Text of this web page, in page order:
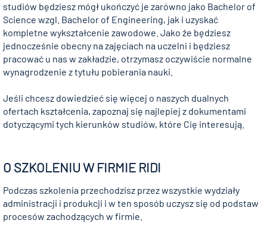
studiów będziesz mógł ukończyć je zarówno jako Bachelor of
Science wzgl. Bachelor of Engineering, jak i uzyskać
kompletne wykształcenie zawodowe. Jako że będziesz
jednocześnie obecny na zajęciach na uczelni i będziesz
pracować u nas w zakładzie, otrzymasz oczywiście normalne
wynagrodzenie z tytułu pobierania nauki.
Jeśli chcesz dowiedzieć się więcej o naszych dualnych
ofertach kształcenia, zapoznaj się najlepiej z dokumentami
dotyczącymi tych kierunków studiów, które Cię interesują.
O SZKOLENIU W FIRMIE RIDI
Podczas szkolenia przechodzisz przez wszystkie wydziały
administracji i produkcji i w ten sposób uczysz się od podstaw
procesów zachodzących w firmie.